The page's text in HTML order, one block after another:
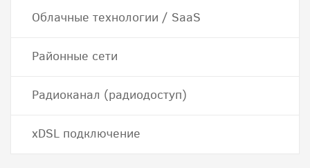
Облачные технологии / SaaS
Районные сети
Радиоканал (радиодоступ)
хDSL подключение